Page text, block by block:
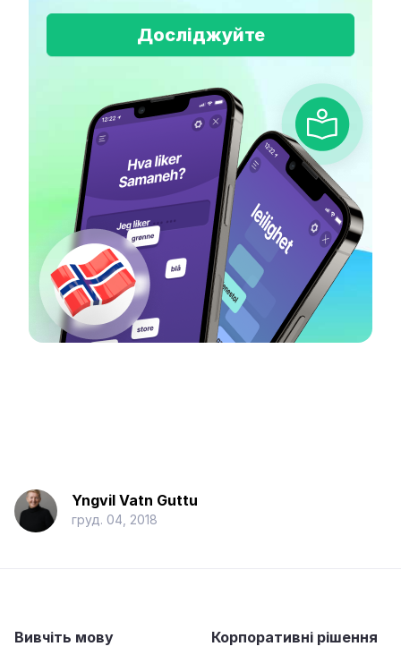
Досліджуйте
Yngvil Vatn Guttu
груд. 04, 2018
Вивчіть мову Корпоративні рішення